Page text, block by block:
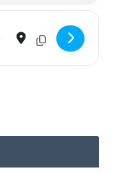
Address - Fastelavns
Destination